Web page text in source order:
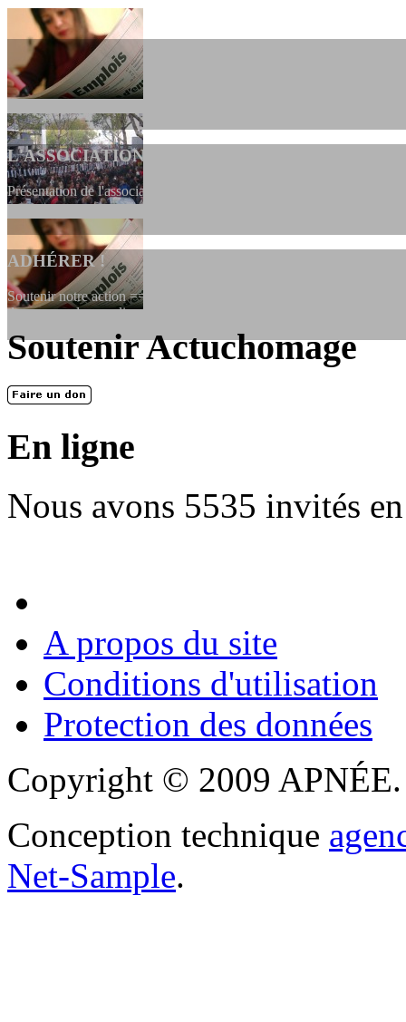
L'ASSOCIATION
Présentation de l'association et de sa charte qui encadre nos actions
ADHÉRER !
Soutenir notre action ==> Si vous souhaitez adhérer à
dessous, en le remplissant et en...
En 2004, une dizaine de personnes contribuèrent au lancement de
Soutenir Actuchomage
En ligne
Nous avons 5535 invités
A propos du site
Conditions d'utilisation
Protection des données
Copyright © 2009 APNÉE.
Conception technique
Net-Sample.